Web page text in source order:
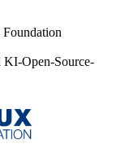
Open-Source-